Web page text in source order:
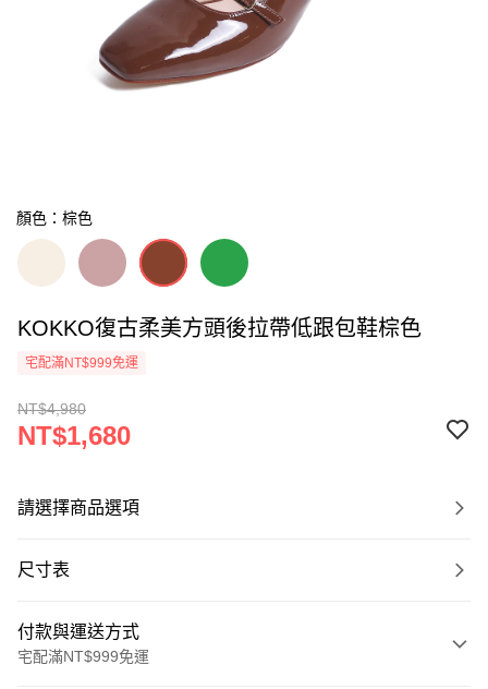
顏色：棕色
KOKKO復古柔美方頭後拉帶低跟包鞋棕色
宅配滿NT$999免運
NT$4,980
NT$1,680
請選擇商品選項
尺寸表
付款與運送方式
宅配滿NT$999免運